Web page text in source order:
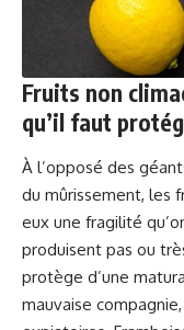
Fruits non
qu’il faut
À l’opposé des
du mûrissement, les
eux une fragilité
produisent pas ou
protège d’une
mauvaise